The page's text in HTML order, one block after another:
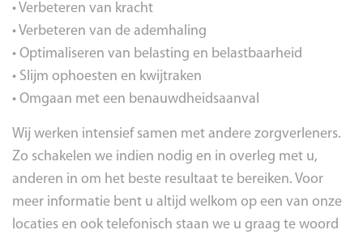
• Verbeteren van kracht
• Verbeteren van de ademhaling
• Optimaliseren van belasting en belastbaarheid
• Slijm ophoesten en kwijtraken
• Omgaan met een benauwdheidsaanval
Wij werken intensief samen met andere zorgverleners.
Zo schakelen we indien nodig en in overleg met u,
anderen in om het beste resultaat te bereiken. Voor
meer informatie bent u altijd welkom op een van onze
locaties en ook telefonisch staan we u graag te woord